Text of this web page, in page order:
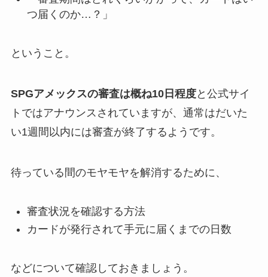
つ届くのか…？」
ということ。
SPGアメックスの審査は概ね10日程度と公式サイ
トではアナウンスされていますが、通常はだいた
い1週間以内には審査が終了するようです。
待っている間のモヤモヤを解消するために、
審査状況を確認する方法
カードが発行されて手元に届くまでの日数
などについて確認しておきましょう。